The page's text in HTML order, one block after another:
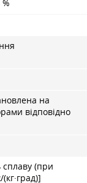
на
відповідно
сплаву (при